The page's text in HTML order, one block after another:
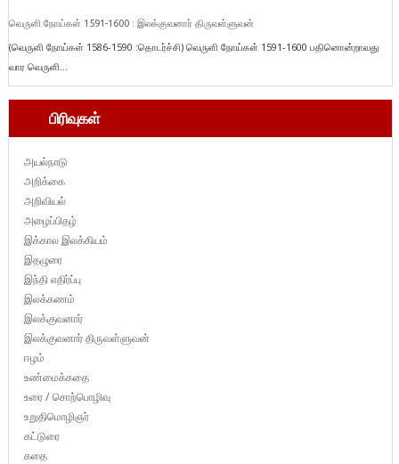
வெருளி நோய்கள் 1591-1600 : இலக்குவனார் திருவள்ளுவன்
(வெருளி நோய்கள் 1586-1590 :தொடர்ச்சி) வெருளி நோய்கள் 1591-1600 பதினொன்றாவது
வார வெருளி...
பிரிவுகள்
அயல்நாடு
அறிக்கை
அறிவியல்
அழைப்பிதழ்
இக்கால இலக்கியம்
இதழுரை
இந்தி எதிர்ப்பு
இலக்கணம்
இலக்குவனார்
இலக்குவனார் திருவள்ளுவன்
ஈழம்
உண்மைக்கதை
உரை / சொற்பொழிவு
உறுதிமொழிஞர்
கட்டுரை
கதை